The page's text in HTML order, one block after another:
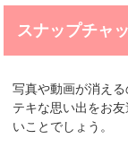
スナップチャ
写真や動画が消え
テキな思い出をお
いことでしょう。